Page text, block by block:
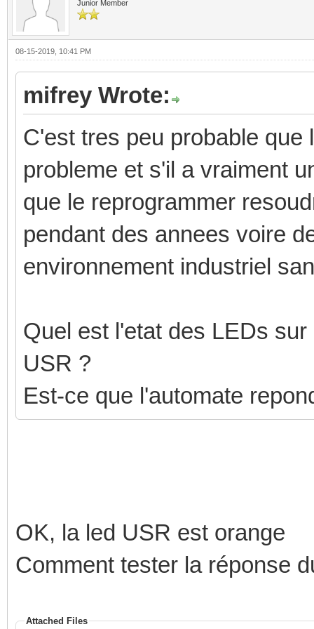
Junior Member
08-15-2019, 10:41 PM
mifrey Wrote:
C'est tres peu probable que
probleme et s'il a vraiment
que le reprogrammer
pendant des annees voire
environnement industriel
Quel est l'etat des LEDs
USR ?
Est-ce que l'automate
OK, la led USR est orange
Comment tester la réponse
Attached Files